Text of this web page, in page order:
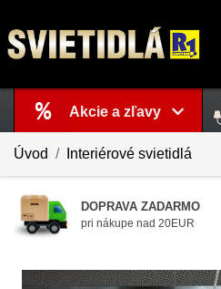
Košík
je prázdny
Akcie a zľavy
Úvod Interiérové svietidlá
DOPRAVA ZADARMO
pri nákupe nad 20EUR